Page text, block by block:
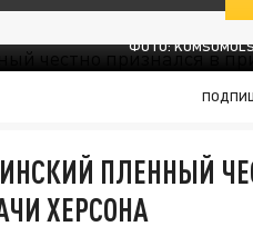
ФОТО:
ПЛЕННЫЙ
ХЕРСОНА